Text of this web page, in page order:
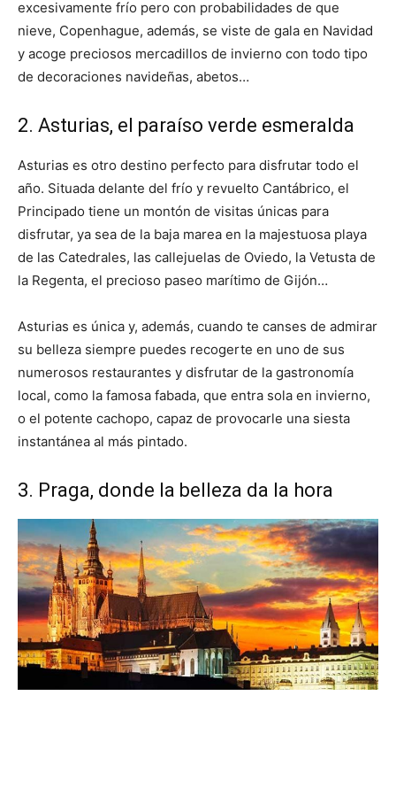
excesivamente frío pero con probabilidades de que
nieve, Copenhague, además, se viste de gala en Navidad
y acoge preciosos mercadillos de invierno con todo tipo
de decoraciones navideñas, abetos…
2. Asturias, el paraíso verde esmeralda
Asturias es otro destino perfecto para disfrutar todo el
año. Situada delante del frío y revuelto Cantábrico, el
Principado tiene un montón de visitas únicas para
disfrutar, ya sea de la baja marea en la majestuosa playa
de las Catedrales, las callejuelas de Oviedo, la Vetusta de
la Regenta, el precioso paseo marítimo de Gijón…
Asturias es única y, además, cuando te canses de admirar
su belleza siempre puedes recogerte en uno de sus
numerosos restaurantes y disfrutar de la gastronomía
local, como la famosa fabada, que entra sola en invierno,
o el potente cachopo, capaz de provocarle una siesta
instantánea al más pintado.
3. Praga, donde la belleza da la hora